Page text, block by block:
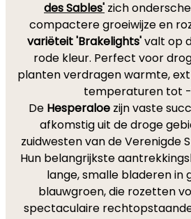
des Sables' zich
compactere groeiwijze en
variëteit 'Brakelights'valt op
rode kleur. Perfect voor
planten verdragen warmte,
temperaturen tot -
De Hesperaloe zijn vaste
afkomstig uit de droge
zuidwesten van de Verenigde
Hun belangrijkste
lange, smalle bladeren in
blauwgroen, die rozetten
spectaculaire